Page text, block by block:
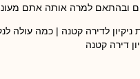
ובהתאם למרה אותה אתם
ניקיון לדירה קטנה | כמה עולה
דירה קטנה